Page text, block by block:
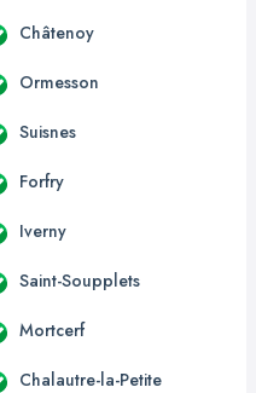
Châtenoy
Ormesson
Suisnes
Forfry
Iverny
Saint-Soupplets
Mortcerf
Chalautre-la-Petite